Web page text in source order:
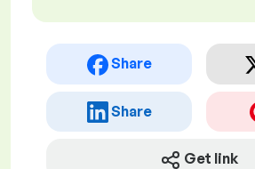
Share
Share
Get link